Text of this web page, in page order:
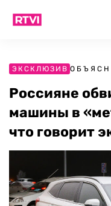
ЭКСКЛЮЗИВ
Россияне
машины в
что говорит